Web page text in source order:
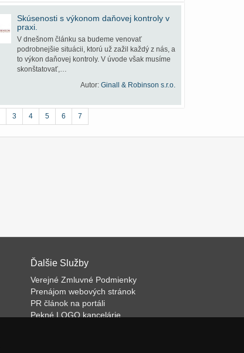
Skúsenosti s výkonom daňovej kontroly v
praxi.
V dnešnom článku sa budeme venovať
podrobnejšie situácii, ktorú už zažil každý z nás, a
to výkon daňovej kontroly. V úvode však musíme
skonštatovať,…
Autor: Ginall & Robinson s.r.o.
3 4 5 6 7
Ďalšie Služby
Verejné Zmluvné Podmienky
Prenájom webových stránok
PR článok na portáli
Pekné LOGO kancelárie